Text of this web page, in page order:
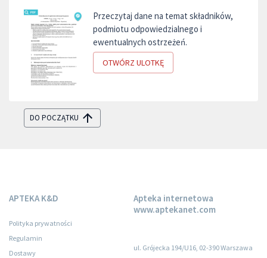
Przeczytaj dane na temat składników,
podmiotu odpowiedzialnego i
ewentualnych ostrzeżeń.
OTWÓRZ ULOTKĘ
DO POCZĄTKU
APTEKA K&D
Polityka prywatności
Regulamin
Dostawy
Apteka internetowa
www.aptekanet.com
ul. Grójecka 194/U16, 02-390 Warszawa